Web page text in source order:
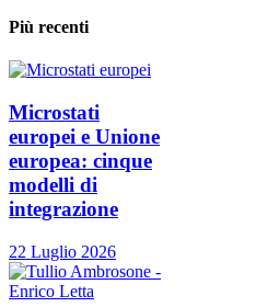
Più recenti
Microstati
europei e Unione
europea: cinque
modelli di
integrazione
22 Luglio 2026